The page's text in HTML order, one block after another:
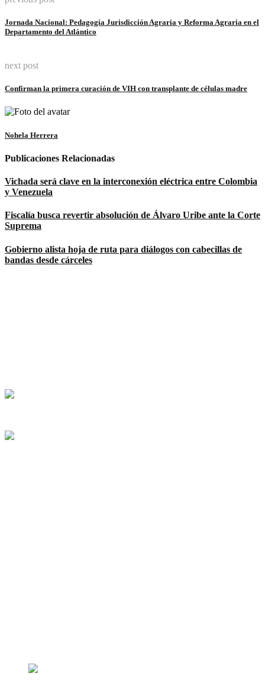
Jornada Nacional: Pedagogía Jurisdicción Agraria y Reforma Agraria en el
Departamento del Atlántico
next post
Confirman la primera curación de VIH con transplante de células madre
Nohela Herrera
Publicaciones Relacionadas
Vichada será clave en la interconexión eléctrica entre Colombia
y Venezuela
Fiscalía busca revertir absolución de Álvaro Uribe ante la Corte
Suprema
Gobierno alista hoja de ruta para diálogos con cabecillas de
bandas desde cárceles